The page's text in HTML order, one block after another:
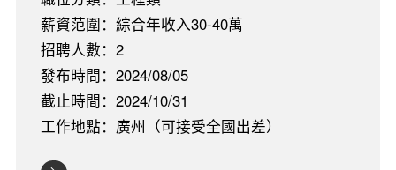
薪資范圍：綜合年收入30-40萬
招聘人數：2
發布時間：2024/08/05
截止時間：2024/10/31
工作地點：廣州（可接受全國出差）